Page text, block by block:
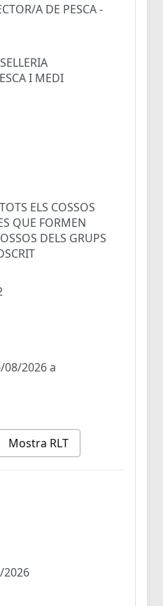
A DE PESCA -
I MEDI
ELS COSSOS
QUE FORMEN
DELS GRUPS
08/2026 a
Mostra RLT
2026